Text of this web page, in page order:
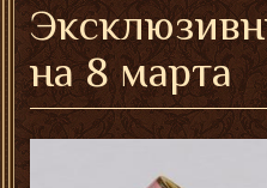
на 8 марта